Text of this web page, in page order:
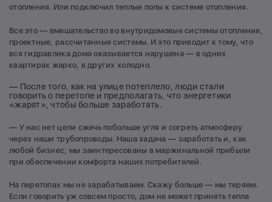
отопления. Или подключил теплые полы к системе отопления.
Все это — вмешательство во внутридомовые системы отопления,
проектные, рассчитанные системы. И это приводит к тому, что
вся гидравлика дома оказывается нарушена — в одних
квартирах жарко, в других холодно.
— После того, как на улице потеплело, люди стали
говорить о перетопе и предполагать, что энергетики
«жарят», чтобы больше заработать.
— У нас нет цели сжечь побольше угля и согреть атмосферу
через наши трубопроводы. Наша задача — заработать и, как
любой бизнес, мы заинтересованы в маржинальной прибыли
при обеспечении комфорта наших потребителей.
На перетопах мы не зарабатываем. Скажу больше — мы теряем.
Если говорить уж совсем просто, дом не может принять тепла